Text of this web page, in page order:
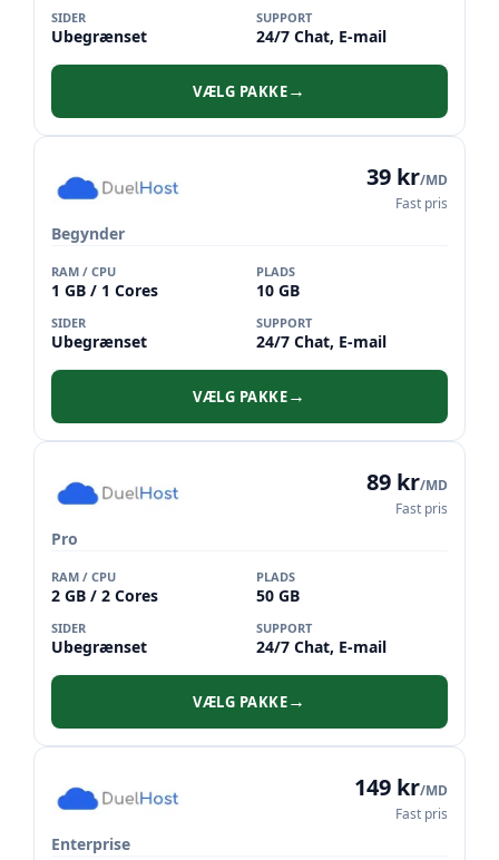
SIDER
Ubegrænset
SUPPORT
24/7 Chat, E-mail
VÆLG PAKKE→
Begynder
39 kr/MD
Fast pris
RAM / CPU
1 GB / 1 Cores
PLADS
10 GB
SIDER
Ubegrænset
SUPPORT
24/7 Chat, E-mail
VÆLG PAKKE→
Pro
89 kr/MD
Fast pris
RAM / CPU
2 GB / 2 Cores
PLADS
50 GB
SIDER
Ubegrænset
SUPPORT
24/7 Chat, E-mail
VÆLG PAKKE→
Enterprise
149 kr/MD
Fast pris